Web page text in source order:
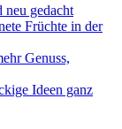
neu gedacht
Früchte in der
Genuss,
Ideen ganz